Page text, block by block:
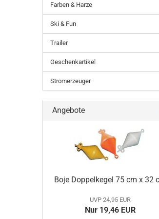
Farben & Harze
Ski & Fun
Trailer
Geschenkartikel
Stromerzeuger
Angebote
Boje Doppelkegel 75 cm x 32
UVP 24,95 EUR
Nur 19,46 EUR